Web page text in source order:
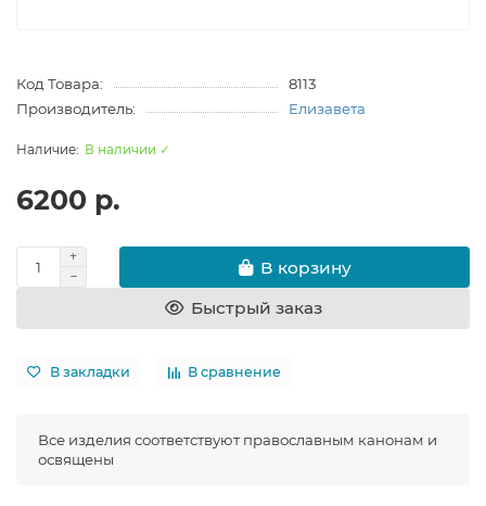
Код Товара:
8113
Производитель:
Елизавета
В наличии ✓
6200 р.
В корзину
Быстрый заказ
В закладки В сравнение
Все изделия соответствуют православным канонам и
освящены